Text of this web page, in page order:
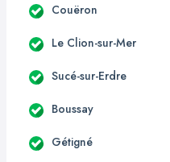
Couëron
Le Clion-sur-Mer
Sucé-sur-Erdre
Boussay
Gétigné